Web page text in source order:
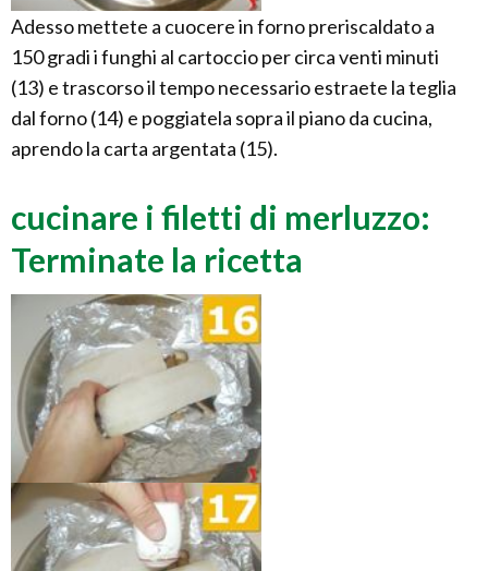
Adesso mettete a cuocere in forno preriscaldato a
150 gradi i funghi al cartoccio per circa venti minuti
(13) e trascorso il tempo necessario estraete la teglia
dal forno (14) e poggiatela sopra il piano da cucina,
aprendo la carta argentata (15).
cucinare i filetti di merluzzo:
Terminate la ricetta